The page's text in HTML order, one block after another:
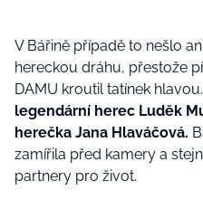
V Bářině případě to nešlo
hereckou dráhu, přestože
DAMU kroutil tatínek hlavou.
legendární herec Luděk
herečka Jana Hlaváčová.
zamířila před kamery a
partnery pro život.